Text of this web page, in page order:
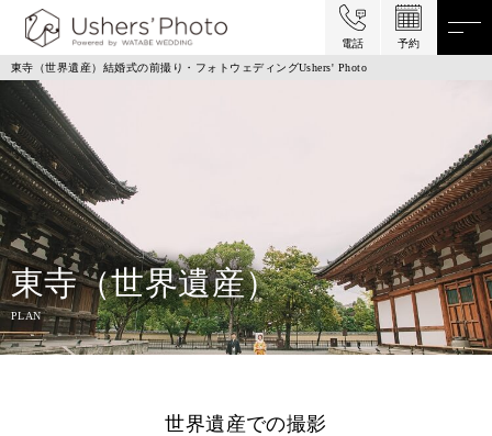
電話 予約
東寺（世界遺産）結婚式の前撮り・フォトウェディングUshers' Photo
東寺（世界遺産）
PLAN
世界遺産での撮影